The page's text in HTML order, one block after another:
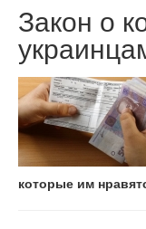
Закон о
которые им